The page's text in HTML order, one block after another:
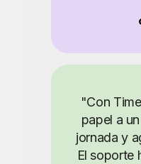
"Con
papel a
jornada y
El soporte